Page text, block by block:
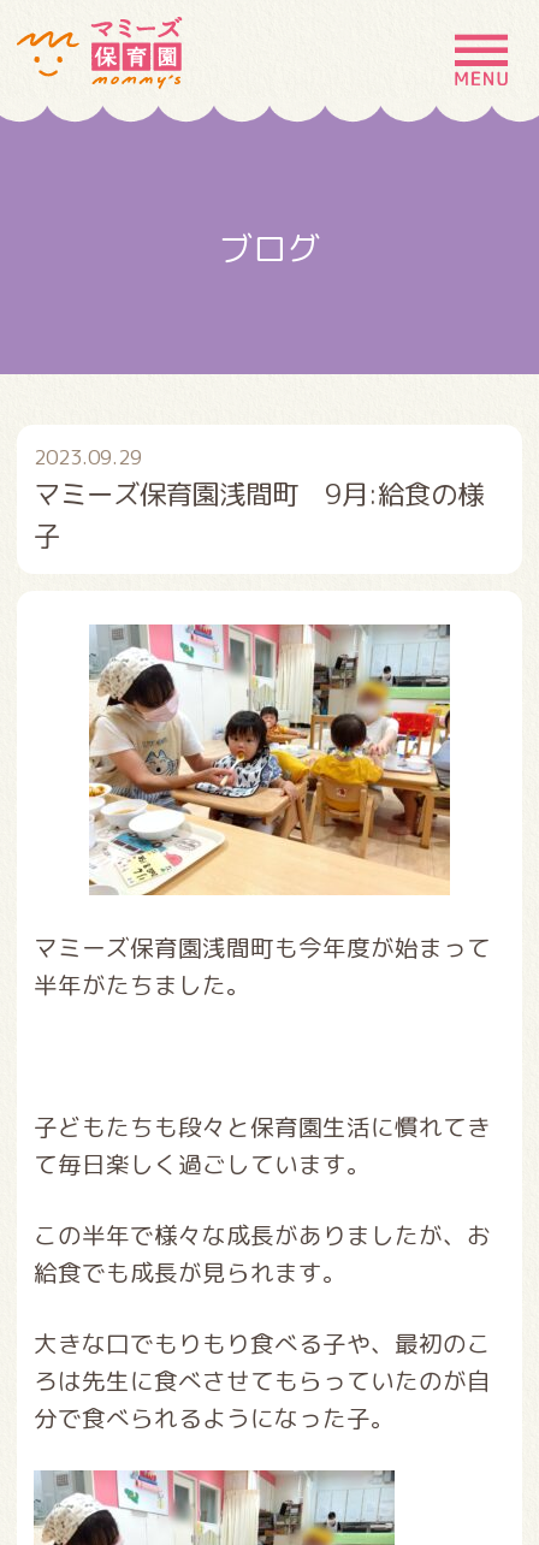
MENU
採用情報 お問い合わせ
ブログ
2023.09.29
マミーズ保育園浅間町 9月:給食の様
子
マミーズ保育園浅間町も今年度が始まって
半年がたちました。
子どもたちも段々と保育園生活に慣れてき
て毎日楽しく過ごしています。
この半年で様々な成長がありましたが、お
給食でも成長が見られます。
大きな口でもりもり食べる子や、最初のこ
ろは先生に食べさせてもらっていたのが自
分で食べられるようになった子。